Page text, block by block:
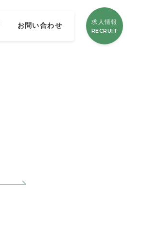
お問い合わせ
求人情報
RECRUIT